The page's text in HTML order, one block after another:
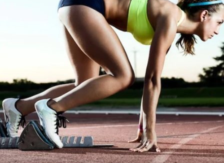
Popularne wyszukiwania
ODŻYWKI BIAŁKOWEBestsellery
Białko grochu
Odżywka Białkowa z Serwatki z mleka
krów karmionych trawą
Peptydy kolagenowe
Czekoladowa serwatka z mleka krów
karmionych trawą
Serwatka z trawy karmionej wanilią